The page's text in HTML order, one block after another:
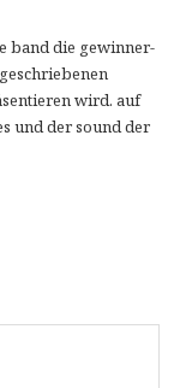
band die gewinner-
wird. auf
und der sound der